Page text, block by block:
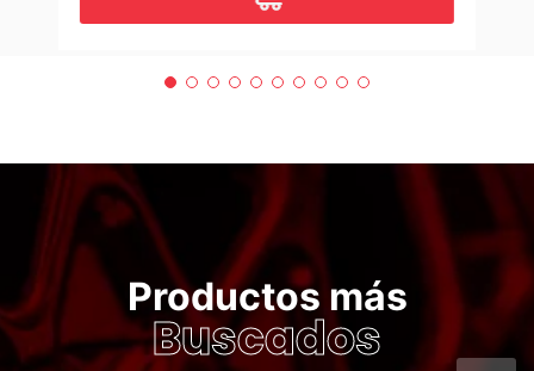
Productos más
Buscados